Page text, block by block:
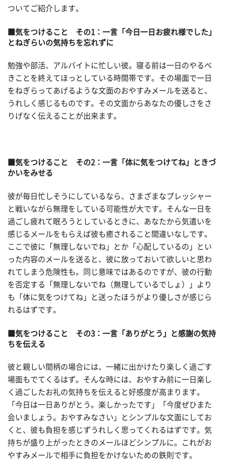
ついてご紹介します。
■気をつけること その1：一言「今日一日お疲れ様でした」
とねぎらいの気持ちを忘れずに
勉強や部活、アルバイトに忙しい彼。寝る前は一日のやるべ
きことを終えてほっとしている時間帯です。その場面で一日
をねぎらってあげるような文面のおやすみメールを送ると、
うれしく感じるものです。その文面からあなたの優しさをさ
りげなく伝えることが出来ます。
■気をつけること その2：一言「体に気をつけてね」ときづ
かいをみせる
彼が毎日忙しそうにしているなら、さまざまなプレッシャー
と戦いながら無理をしている可能性が大です。そんな一日を
過ごし疲れて眠ろうとしているときに、あなたから気遣いを
感じるメールをもらえば彼も癒されること間違いなしです。
ここで彼に「無理しないでね」とか「心配しているの」とい
った内容のメールを送ると、彼に放っておいて欲しいと思わ
れてしまう危険性も。同じ意味ではあるのですが、彼の行動
を否定する「無理しないでね（無理しているでしょ）」より
も「体に気をつけてね」と送ったほうがより優しさが感じら
れるはずです。
■気をつけること その3：一言「ありがとう」と感謝の気持
ちを伝える
彼と親しい間柄の場合には、一緒に出かけたり楽しく過ごす
場面もでてくるはず。そんな時には、おやすみ前に一日楽し
く過ごしたお礼の気持ちを伝えると好感度が高まります。
「今日は一日ありがとう。楽しかったです」「今度ぜひまた
会いましょう。おやすみなさい」とシンプルな文面にしてお
くと、彼も負担を感じずうれしく思ってくれるはずです。気
持ちが盛り上がったときのメールほどシンプルに。これがお
やすみメールで相手に負担をかけないための鉄則です。